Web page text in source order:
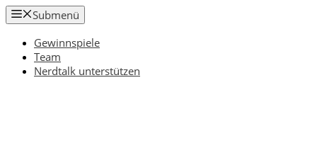
Zum
Inhalt
springen
Submenü
Gewinnspiele
Team
Nerdtalk unterstützen